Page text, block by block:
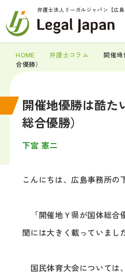
弁護士法人リーガルジャパン【広
HOME 弁護士コラム
開催
合優勝）
開催地優勝は酷た
総合優勝）
下宮 憲二
こんにちは、広島事務所の
「開催地Ｙ県が国体総合
聞には大きく載っていまし
国民体育大会については